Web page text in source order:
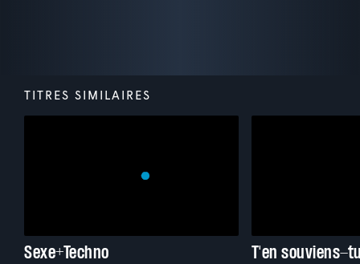
TITRES SIMILAIRES
Sexe+Techno T'en souviens-